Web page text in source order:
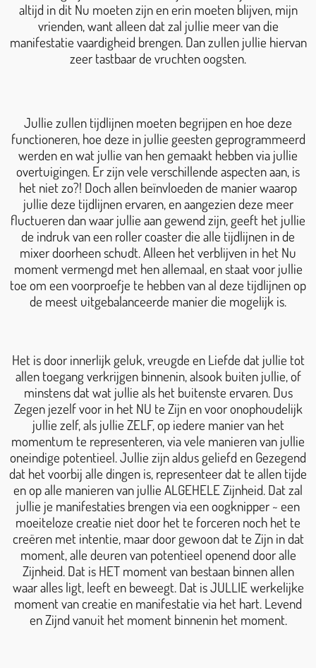
altijd in dit Nu moeten zijn en erin moeten blijven, mijn
vrienden, want alleen dat zal jullie meer van die
manifestatie vaardigheid brengen. Dan zullen jullie hiervan
zeer tastbaar de vruchten oogsten.
Jullie zullen tijdlijnen moeten begrijpen en hoe deze
functioneren, hoe deze in jullie geesten geprogrammeerd
werden en wat jullie van hen gemaakt hebben via jullie
overtuigingen. Er zijn vele verschillende aspecten aan, is
het niet zo?! Doch allen beïnvloeden de manier waarop
jullie deze tijdlijnen ervaren, en aangezien deze meer
fluctueren dan waar jullie aan gewend zijn, geeft het jullie
de indruk van een roller coaster die alle tijdlijnen in de
mixer doorheen schudt. Alleen het verblijven in het Nu
moment vermengd met hen allemaal, en staat voor jullie
toe om een voorproefje te hebben van al deze tijdlijnen op
de meest uitgebalanceerde manier die mogelijk is.
Het is door innerlijk geluk, vreugde en Liefde dat jullie tot
allen toegang verkrijgen binnenin, alsook buiten jullie, of
minstens dat wat jullie als het buitenste ervaren. Dus
Zegen jezelf voor in het NU te Zijn en voor onophoudelijk
jullie zelf, als jullie ZELF, op iedere manier van het
momentum te representeren, via vele manieren van jullie
oneindige potentieel. Jullie zijn aldus geliefd en Gezegend
dat het voorbij alle dingen is, representeer dat te allen tijde
en op alle manieren van jullie ALGEHELE Zijnheid. Dat zal
jullie je manifestaties brengen via een oogknipper ~ een
moeiteloze creatie niet door het te forceren noch het te
creëren met intentie, maar door gewoon dat te Zijn in dat
moment, alle deuren van potentieel openend door alle
Zijnheid. Dat is HET moment van bestaan binnen allen
waar alles ligt, leeft en beweegt. Dat is JULLIE werkelijke
moment van creatie en manifestatie via het hart. Levend
en Zijnd vanuit het moment binnenin het moment.